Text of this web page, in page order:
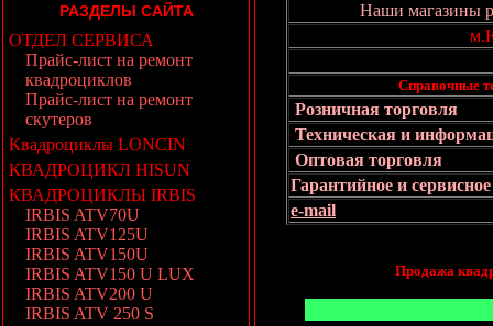
РАЗДЕЛЫ САЙТА
ОТДЕЛ СЕРВИСА
Прайс-лист на ремонт
квадроциклов
Прайс-лист на ремонт
скутеров
Квадроциклы LONCIN
КВАДРОЦИКЛ HISUN
КВАДРОЦИКЛЫ IRBIS
IRBIS ATV70U
IRBIS ATV125U
IRBIS ATV150U
IRBIS ATV150 U LUX
IRBIS ATV200 U
IRBIS ATV 250 S
Наши магазины
Справочные
Розничная торговля
Техническая и
Оптовая торговля
Гарантийное и
e-mail
Продажа